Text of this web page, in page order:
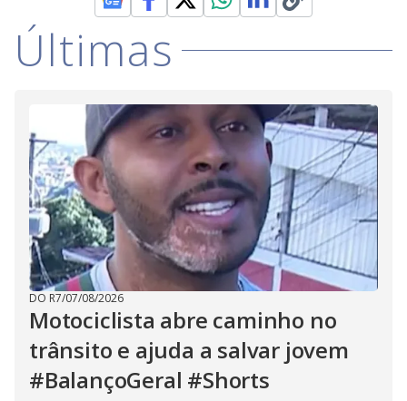
Últimas
DO R7/07/08/2026
Motociclista abre caminho no
trânsito e ajuda a salvar jovem
#BalançoGeral #Shorts